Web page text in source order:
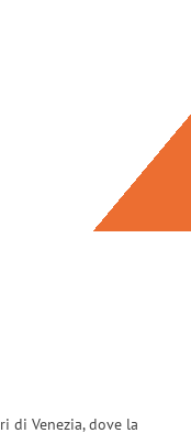
di Venezia, dove la